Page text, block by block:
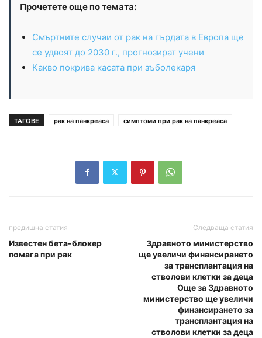
Прочетете още по темата:
Смъртните случаи от рак на гърдата в Европа ще
се удвоят до 2030 г., прогнозират учени
Какво покрива касата при зъболекаря
ТАГОВЕ рак на панкреаса симптоми при рак на панкреаса
предишна статия
Известен бета-блокер
помага при рак
Следваща статия
Здравното министерство
ще увеличи финансирането
за трансплантация на
стволови клетки за деца
Още за Здравното
министерство ще увеличи
финансирането за
трансплантация на
стволови клетки за деца